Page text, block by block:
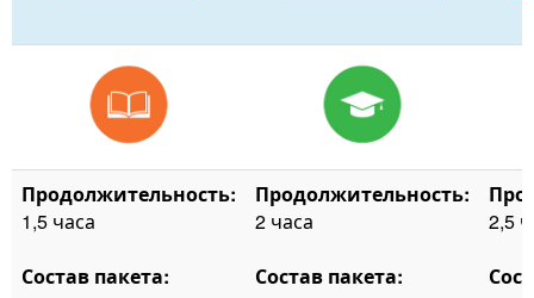
Продолжительность:
1,5 часа
Состав пакета:
Продолжительность:
2 часа
Состав пакета:
2,5